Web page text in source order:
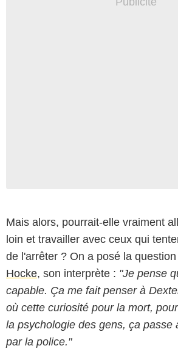
Mais alors, pourrait-elle vraiment
loin et travailler avec ceux qui
de l'arrêter ? On a posé la question
Hocke, son interprète : "Je pense
capable. Ça me fait penser à
où cette curiosité pour la mort,
la psychologie des gens, ça passe
par la police."